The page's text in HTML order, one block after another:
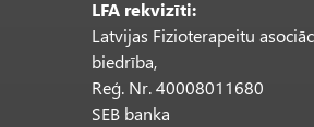
LFA rekvizīti:
Latvijas Fizioterapeitu
biedrība,
Reģ. Nr. 40008011680
SEB banka